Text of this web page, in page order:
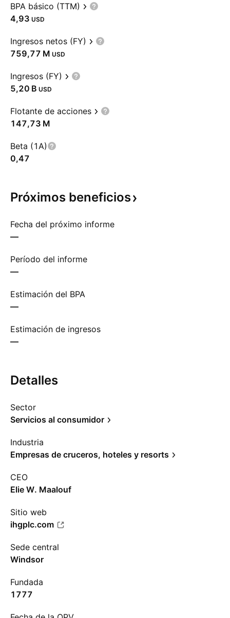
BPA básico (TTM)
4,93 USD
Ingresos netos (FY)
‪759,77 M‬ USD
Ingresos (FY)
‪5,20 B‬ USD
Flotante de acciones
‪147,73 M‬
Beta (1A)
0,47
Próximos beneficios
Fecha del próximo informe
—
Período del informe
—
Estimación del BPA
—
Estimación de ingresos
—
Detalles
Sector
Servicios al consumidor
Industria
Empresas de cruceros, hoteles y resorts
CEO
Elie W. Maalouf
Sitio web
ihgplc.com
Sede central
Windsor
Fundada
1777